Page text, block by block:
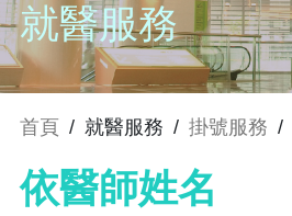
就醫服務
首頁 / 就醫服務 / 掛號服務 /
依醫師姓名